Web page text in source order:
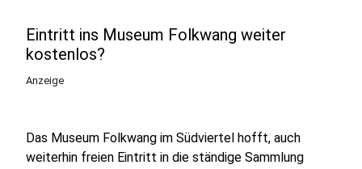
Eintritt ins Museum Folkwang weiter
kostenlos?
Anzeige
Das Museum Folkwang im Südviertel hofft, auch
weiterhin freien Eintritt in die ständige Sammlung